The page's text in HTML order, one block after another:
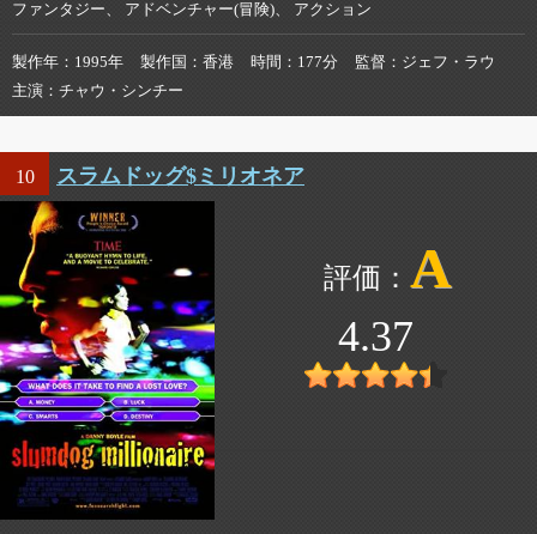
ファンタジー、 アドベンチャー(冒険)、 アクション
製作年 1995年 製作国 香港 時間 177分 監督
ジェフ・ラウ
主演
チャウ・シンチー
10 スラムドッグ$ミリオネア
A
4.37